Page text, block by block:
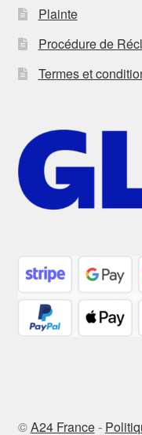
Plainte
Procédure de
Termes et
©A24 France-